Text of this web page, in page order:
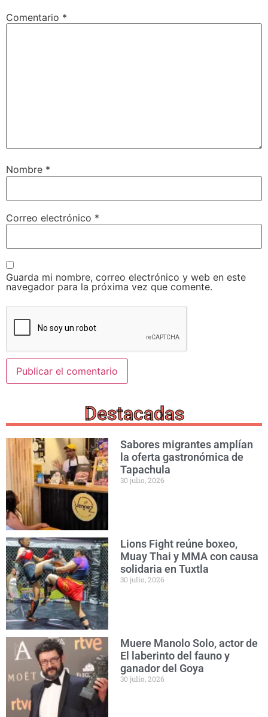
Comentario *
Nombre *
Correo electrónico *
Guarda mi nombre, correo electrónico y web en este
navegador para la próxima vez que comente.
Destacadas
Sabores migrantes amplían
la oferta gastronómica de
Tapachula
30 julio, 2026
Lions Fight reúne boxeo,
Muay Thai y MMA con causa
solidaria en Tuxtla
30 julio, 2026
Muere Manolo Solo, actor de
El laberinto del fauno y
ganador del Goya
30 julio, 2026